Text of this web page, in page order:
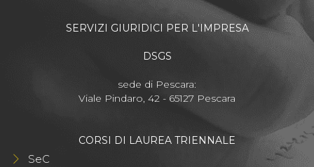
SERVIZI GIURIDICI PER L'IMPRESA
DSGS
sede di Pescara:
Viale Pindaro, 42 - 65127 Pescara
CORSI DI LAUREA TRIENNALE
SeC